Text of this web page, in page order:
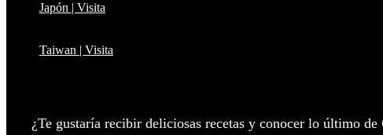
Japón | Visita
Taiwan | Visita
¿Te gustaría recibir deliciosas recetas y conocer lo último